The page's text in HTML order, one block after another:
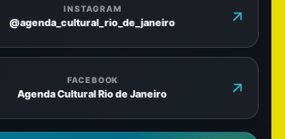
INSTAGRAM
@agenda_cultural_rio_de_janeiro
FACEBOOK
Agenda Cultural Rio de Janeiro